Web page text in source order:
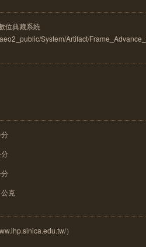
位典藏系統
System/Artifact/
克
）